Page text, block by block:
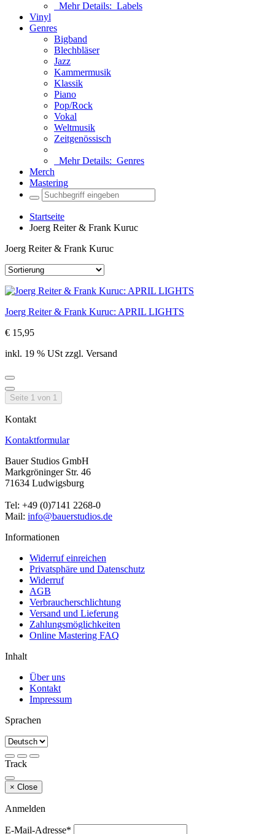
Mehr Details: Labels
Vinyl
Genres
Bigband
Blechbläser
Jazz
Kammermusik
Klassik
Piano
Pop/Rock
Vokal
Weltmusik
Zeitgenössisch
Mehr Details: Genres
Merch
Mastering
Startseite
Joerg Reiter & Frank Kuruc
Joerg Reiter & Frank Kuruc
Joerg Reiter & Frank Kuruc: APRIL LIGHTS
€ 15,95
inkl. 19 % USt zzgl. Versand
Seite 1 von 1
Kontakt
Kontaktformular
Bauer Studios GmbH
Markgröninger Str. 46
71634 Ludwigsburg
Tel: +49 (0)7141 2268-0
Mail: info@bauerstudios.de
Informationen
Widerruf einreichen
Privatsphäre und Datenschutz
Widerruf
AGB
Verbraucherschlichtung
Versand und Lieferung
Zahlungsmöglichkeiten
Online Mastering FAQ
Inhalt
Über uns
Kontakt
Impressum
Sprachen
Track
× Close
Anmelden
E-Mail-Adresse*